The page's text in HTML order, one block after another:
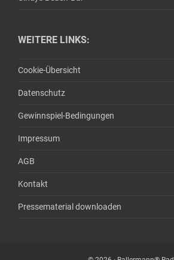
WEITERE LINKS:
Cookie-Übersicht
Datenschutz
Gewinnspiel-Bedingungen
Impressum
AGB
Kontakt
Pressematerial downloaden